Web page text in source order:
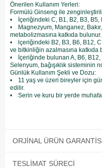
Önerilen Kullanım Yerleri:
Formülü Ginseng ile
• İçeriğindeki C, B1, B2, B3, B5,
• Magnezyum, Manganez,
metabolizmasına katkıda bulunur.
• lçeriğindeki B2, B3, B6, B12,
ve bitkinliğin azalmasına katkıda
• İçeriğinde bulunan A, B6, B12,
Selenyum, bağışıklık sisteminin
Günlük Kullanım Şekli ve Dozu:
• 11 yaş ve üzeri bireyler için
edilir.
• Serin ve kuru bir yerde
ORJINAL ÜRÜN
TESLIMAT SÜRECI